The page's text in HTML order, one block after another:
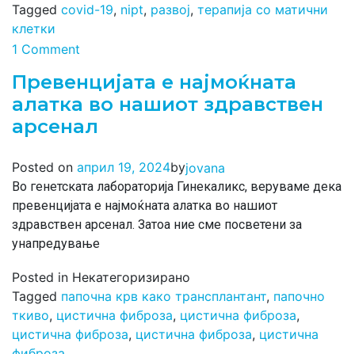
Tagged covid-19, nipt, развој, терапија со матични
клетки
1 Comment
Превенцијата е најмоќната
алатка во нашиот здравствен
арсенал
Posted on април 19, 2024byjovana
Во генетската лабораторија Гинекаликс, веруваме дека
превенцијата е најмоќната алатка во нашиот
здравствен арсенал. Затоа ние сме посветени за
унапредување
Posted in Некатегоризирано
Tagged папочна крв како трансплантант, папочно
ткиво, цистична фиброза, цистична фиброза,
цистична фиброза, цистична фиброза, цистична